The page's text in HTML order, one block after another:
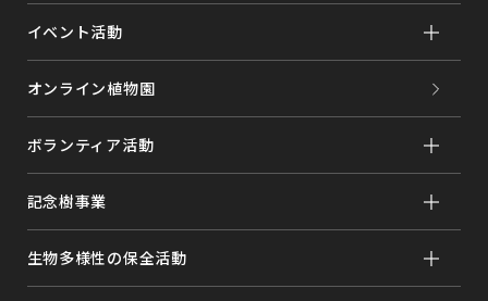
イベント活動
オンライン植物園
ボランティア活動
記念樹事業
生物多様性の保全活動